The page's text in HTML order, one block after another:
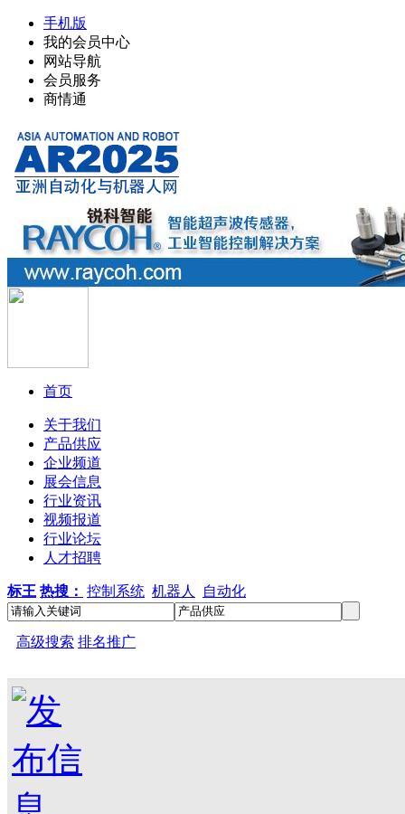
手机版
我的会员中心
网站导航
会员服务
商情通
首页
关于我们
产品供应
企业频道
展会信息
行业资讯
视频报道
行业论坛
人才招聘
标王 热搜： 控制系统 机器人 自动化
高级搜索 排名推广